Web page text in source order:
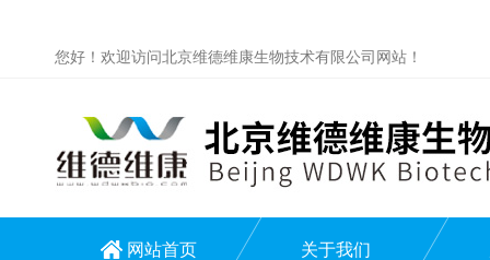
您好！欢迎访问北京维德维康生物技术有限公司网站！
网站首页 关于我们